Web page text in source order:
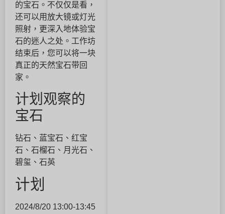
的宝石。不仅仅是看，
还可以用放大镜或灯光
照射，更深入地体验宝
石的迷人之处。工作坊
结束后，您可以将一块
真正的天然宝石带回
家。
计划观察的
宝石
钻石、蓝宝石、红宝
石、石榴石、月光石、
碧玺、石英
计划
2024/8/20 13:00-13:45